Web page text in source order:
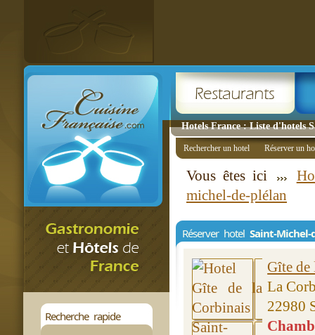
Hotels France : Liste d'hotels
Recherche rapide
Rechercher un hotel Réserver un
Vous êtes ici
michel-de-plélan
Réserver hotel Saint-Michel-
Gîte de
La
22980